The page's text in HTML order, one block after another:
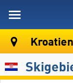
Kroatien